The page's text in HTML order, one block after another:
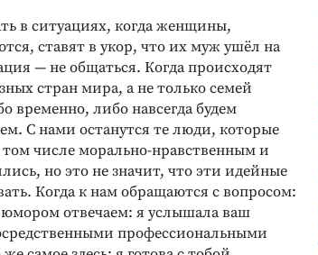
в ситуациях, когда женщины,
ставят в укор, что их муж ушёл на
— не общаться. Когда происходят
стран мира, а не только семей
либо навсегда будем
С нами останутся те люди, которые
числе морально-нравственным и
но это не значит, что эти идейные
Когда к нам обращаются с вопросом:
отвечаем: я услышала ваш
профессиональными